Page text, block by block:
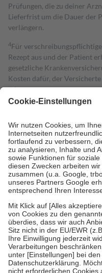
Prüfungen, die zu deiner
Lieferfrist um die Dauer der
verlängern.
4Für
Rezept aus und der Patient
gesetzliche
Kosten dafür, der
mit.
Grundsätzlich leisten
höchstens zehn Euro.
Es
Kosten der Leistung zu
Diese Regeln gelten
Bei Heilmitteln und
Zuzahlung zehn Prozent der
Verordnung.
Um das Engagement der
stärken und die besondere
fallenkeine Zuzahlungenan
• Kindern und Jugendlichen
mit Ausnahme der Fahrkosten
• Untersuchungen zur
GKV getragen werden
• empfohlenen
• Harn- und Blutteststreifen